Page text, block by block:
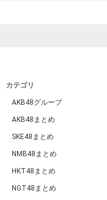
カテゴリ
AKB48グループ
AKB48まとめ
SKE48まとめ
NMB48まとめ
HKT48まとめ
NGT48まとめ